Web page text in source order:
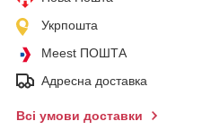
Укрпошта
Meest ПОШТА
Адресна доставка
Всі умови доставки